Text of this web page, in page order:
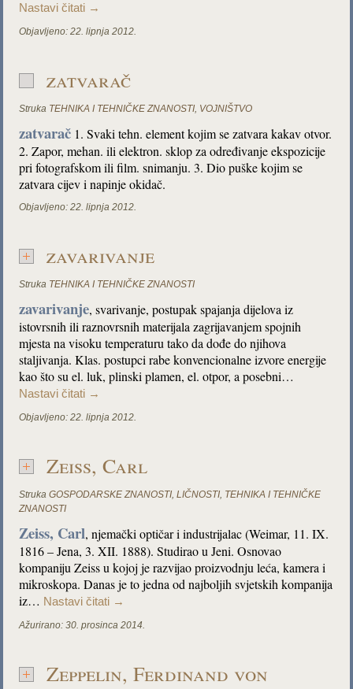
Nastavi čitati →
Objavljeno: 22. lipnja 2012.
zatvarač
Struka TEHNIKA I TEHNIČKE ZNANOSTI, VOJNIŠTVO
zatvarač 1. Svaki tehn. element kojim se zatvara kakav otvor.
2. Zapor, mehan. ili elektron. sklop za određivanje ekspozicije
pri fotografskom ili film. snimanju. 3. Dio puške kojim se
zatvara cijev i napinje okidač.
Objavljeno: 22. lipnja 2012.
zavarivanje
Struka TEHNIKA I TEHNIČKE ZNANOSTI
zavarivanje, svarivanje, postupak spajanja dijelova iz
istovrsnih ili raznovrsnih materijala zagrijavanjem spojnih
mjesta na visoku temperaturu tako da dođe do njihova
staljivanja. Klas. postupci rabe konvencionalne izvore energije
kao što su el. luk, plinski plamen, el. otpor, a posebni…
Nastavi čitati →
Objavljeno: 22. lipnja 2012.
Zeiss, Carl
Struka GOSPODARSKE ZNANOSTI,LIČNOSTI, TEHNIKA I TEHNIČKE
ZNANOSTI
Zeiss, Carl, njemački optičar i industrijalac (Weimar, 11. IX.
1816 – Jena, 3. XII. 1888). Studirao u Jeni. Osnovao
kompaniju Zeiss u kojoj je razvijao proizvodnju leća, kamera i
mikroskopa. Danas je to jedna od najboljih svjetskih kompanija
iz… Nastavi čitati →
Ažurirano: 30. prosinca 2014.
Zeppelin, Ferdinand von